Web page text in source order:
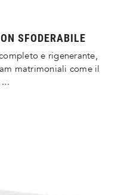
SFODERABILE
e rigenerante,
matrimoniali come il